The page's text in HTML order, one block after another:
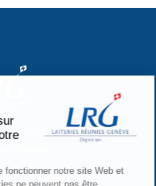
Aulx 6
Ouates
youtube